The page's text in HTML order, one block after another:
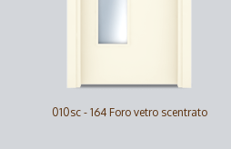
010sc - 164 Foro vetro scentrato